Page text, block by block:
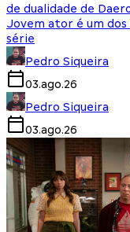
de dualidade de
Jovem ator é um
série
Pedro Siqueira
03.ago.26
Pedro Siqueira
03.ago.26